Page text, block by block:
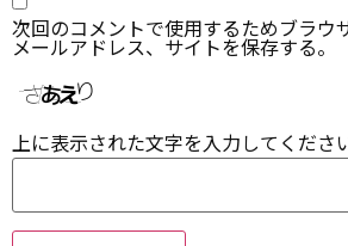
次回のコメントで使用するためブラウ
メールアドレス、サイトを保存する。
上に表示された文字を入力してくださ